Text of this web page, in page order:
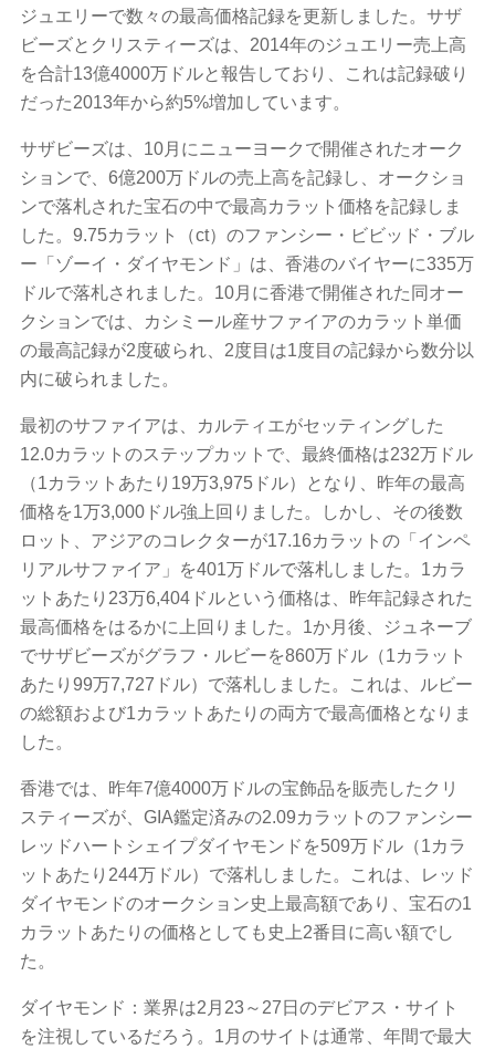
ジュエリーで数々の最高価格記録を更新しました。サザ
ビーズとクリスティーズは、2014年のジュエリー売上高
を合計13億4000万ドルと報告しており、これは記録破り
だった2013年から約5%増加しています。
サザビーズは、10月にニューヨークで開催されたオーク
ションで、6億200万ドルの売上高を記録し、オークショ
ンで落札された宝石の中で最高カラット価格を記録しま
した。9.75カラット（ct）のファンシー・ビビッド・ブル
ー「ゾーイ・ダイヤモンド」は、香港のバイヤーに335万
ドルで落札されました。10月に香港で開催された同オー
クションでは、カシミール産サファイアのカラット単価
の最高記録が2度破られ、2度目は1度目の記録から数分以
内に破られました。
最初のサファイアは、カルティエがセッティングした
12.0カラットのステップカットで、最終価格は232万ドル
（1カラットあたり19万3,975ドル）となり、昨年の最高
価格を1万3,000ドル強上回りました。しかし、その後数
ロット、アジアのコレクターが17.16カラットの「インペ
リアルサファイア」を401万ドルで落札しました。1カラ
ットあたり23万6,404ドルという価格は、昨年記録された
最高価格をはるかに上回りました。1か月後、ジュネーブ
でサザビーズがグラフ・ルビーを860万ドル（1カラット
あたり99万7,727ドル）で落札しました。これは、ルビー
の総額および1カラットあたりの両方で最高価格となりま
した。
香港では、昨年7億4000万ドルの宝飾品を販売したクリ
スティーズが、GIA鑑定済みの2.09カラットのファンシー
レッドハートシェイプダイヤモンドを509万ドル（1カラ
ットあたり244万ドル）で落札しました。これは、レッド
ダイヤモンドのオークション史上最高額であり、宝石の1
カラットあたりの価格としても史上2番目に高い額でし
た。
ダイヤモンド：業界は2月23～27日のデビアス・サイト
を注視しているだろう。1月のサイトは通常、年間で最大